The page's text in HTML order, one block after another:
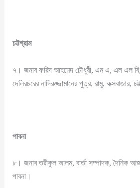
চট্টগ্রাম
৭। জনাব ফরিদ আহমেদ চৌধুরী, এম এ, এল এল
দেলিরচরের নাদিরুজ্জামানের পুত্র, রামু, কক্সবাজার,
পাবনা
৮। জনাব তরীকুল আলম, বার্তা সম্পাদক, দৈনিক
পাবনা।